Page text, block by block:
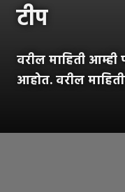
टीप
वरील माहिती
आहोत. वरील